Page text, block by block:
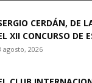
CERDÁN, DE
XII CONCURSO DE
agosto, 2026